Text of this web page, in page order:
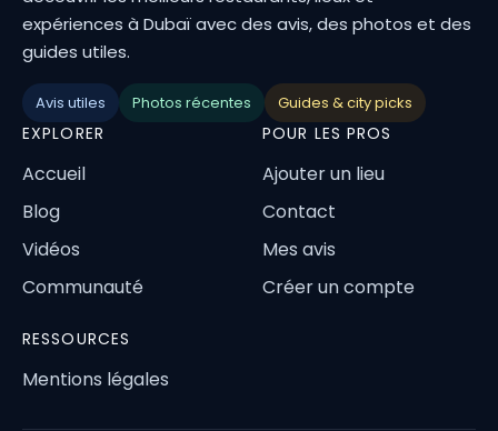
expériences à Dubaï avec des avis, des photos et des
guides utiles.
Avis utiles Photos récentes Guides & city picks
EXPLORER
Accueil
Blog
Vidéos
Communauté
POUR LES PROS
Ajouter un lieu
Contact
Mes avis
Créer un compte
RESSOURCES
Mentions légales